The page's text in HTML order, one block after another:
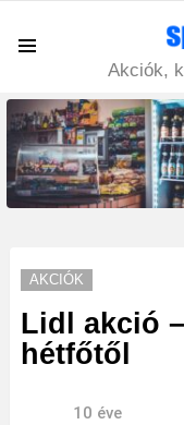
Akciók,
LATEST
STORIES
AKCIÓK
Lidl akció
hétfőtől
10 éve